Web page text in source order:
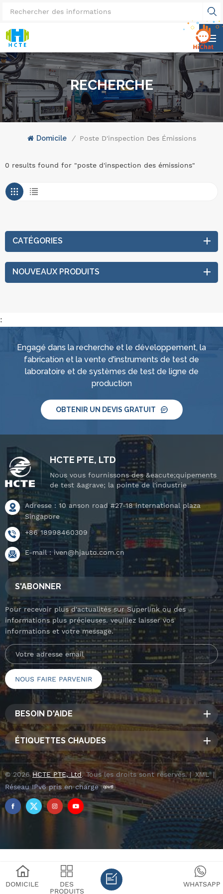
RECHERCHE
Domicile / Poste D'inspection Des Émissions
0 results found for "poste d'inspection des émissions"
CATÉGORIES
NOUVEAUX PRODUITS
:
Engagé dans la recherche et le développement, la
fabrication et la vente d'instruments de test de
laboratoire et de systèmes de test de ligne de
production
OBTENIR UN DEVIS GRATUIT
HCTE PTE, LTD
Nous vous fournissons des &eacute;quipements
de test &agrave; la pointe de l'industrie
Adresse : 10 anson road #27-18 international plaza
Singapore
+86 18998460309
E-mail :iven@hjauto.com.cn
S'ABONNER
Pour recevoir plus d'actualités sur Superlink ou des
informations plus précieuses. veuillez laisser vos
informations et votre message.
BESOIN D'AIDE
ÉTIQUETTES CHAUDES
© 2026HCTE PTE, Ltd. Tous les droits sont réservés. | XML|
Réseau IPv6 pris en charge
DOMICILE
DES
PRODUITS
WHATSAPP